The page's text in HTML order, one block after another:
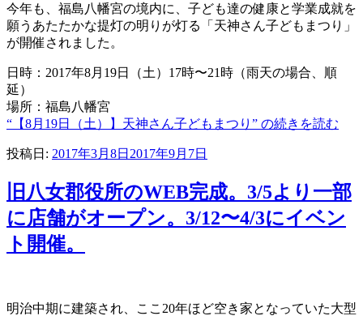
今年も、福島八幡宮の境内に、子ども達の健康と学業成就を
願うあたたかな提灯の明りが灯る「天神さん子どもまつり」
が開催されました。
日時：2017年8月19日（土）17時〜21時（雨天の場合、順
延）
場所：福島八幡宮
“【8月19日（土）】天神さん子どもまつり” の続きを読む
投稿日: 2017年3月8日 2017年9月7日
旧八女郡役所のWEB完成。3/5より一部
に店舗がオープン。3/12〜4/3にイベン
ト開催。
明治中期に建築され、ここ20年ほど空き家となっていた大型